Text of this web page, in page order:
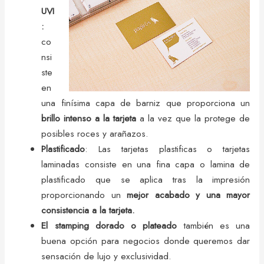
UVI
:
co
nsi
ste
en
una finísima capa de barniz que proporciona un
brillo intenso a la tarjeta a la vez que la protege de
posibles roces y arañazos.
Plastificado: Las tarjetas plastificas o tarjetas
laminadas consiste en una fina capa o lamina de
plastificado que se aplica tras la impresión
proporcionando unmejor acabado y una mayor
consistencia a la tarjeta.
El stamping dorado o plateado también es una
buena opción para negocios donde queremos dar
sensación de lujo y exclusividad.